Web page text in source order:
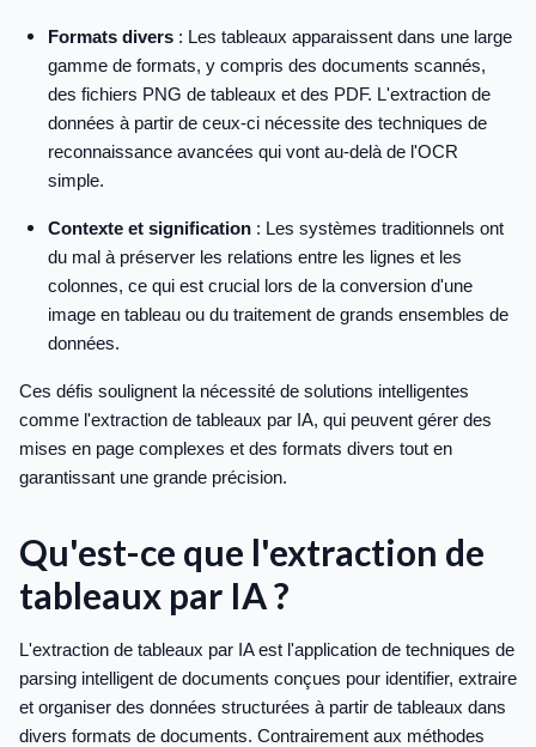
Formats divers : Les tableaux apparaissent dans une large
gamme de formats, y compris des documents scannés,
des fichiers PNG de tableaux et des PDF. L'extraction de
données à partir de ceux-ci nécessite des techniques de
reconnaissance avancées qui vont au-delà de l'OCR
simple.
Contexte et signification : Les systèmes traditionnels ont
du mal à préserver les relations entre les lignes et les
colonnes, ce qui est crucial lors de la conversion d'une
image en tableau ou du traitement de grands ensembles de
données.
Ces défis soulignent la nécessité de solutions intelligentes
comme l'extraction de tableaux par IA, qui peuvent gérer des
mises en page complexes et des formats divers tout en
garantissant une grande précision.
Qu'est-ce que l'extraction de
tableaux par IA ?
L'extraction de tableaux par IA est l'application de techniques de
parsing intelligent de documents conçues pour identifier, extraire
et organiser des données structurées à partir de tableaux dans
divers formats de documents. Contrairement aux méthodes